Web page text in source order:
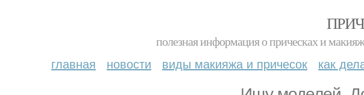
полезная информация о прическах и
главная новости виды макияжа и причесок как